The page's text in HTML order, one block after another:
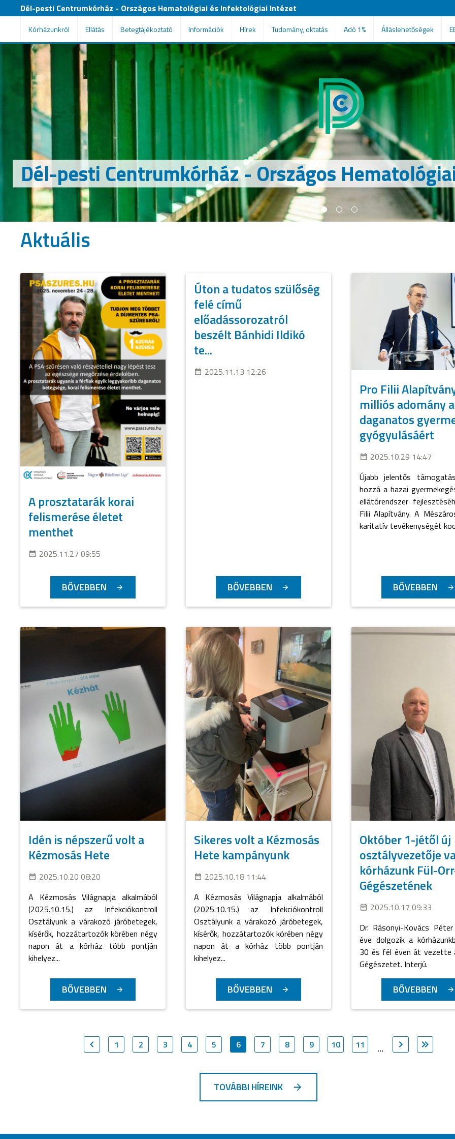
Dél-pesti Centrumkórház - Országos Hematológiai és Infektológiai Intézet
Kórházunkról Ellátás Betegtájékoztató Információk Hírek Tudomány, oktatás Adó 1% Álláslehetőségek
Dél-pesti Centrumkórház - Országos
Aktuális
A prosztatarák korai
felismerése életet
menthet
2025.11.27 09:55
BŐVEBBEN
Úton a tudatos szülőség
felé című
előadássorozatról
beszélt Bánhidi Ildikó
te...
2025.11.13 12:26
BŐVEBBEN
Pro Filii
milliós adomány a
daganatos
gyógyulásáért
2025.10.29 14:47
Újabb jelentős
hozzá a hazai
ellátórendszer
Filii Alapítvány. A
karitatív tevékenységét
BŐVEBBEN
Idén is népszerű volt a
Kézmosás Hete
2025.10.20 08:20
A Kézmosás Világnapja alkalmából
(2025.10.15.) az Infekciókontroll
Osztályunk a várakozó járóbetegek,
kísérők, hozzátartozók körében négy
napon át a kórház több pontján
kihelyez...
BŐVEBBEN
Sikeres volt a Kézmosás
Hete kampányunk
2025.10.18 11:44
A Kézmosás Világnapja alkalmából
(2025.10.15.) az Infekciókontroll
Osztályunk a várakozó járóbetegek,
kísérők, hozzátartozók körében négy
napon át a kórház több pontján
kihelyez...
BŐVEBBEN
Október 1-jétől új
osztályvezetője
kórházunk Fül-
Gégészetének
2025.10.17 09:33
Dr. Rásonyi-Kovács
éve dolgozik a
30 és fél éven át vezette
Gégészetet. Interjú.
BŐVEBBEN
1 2 3 4 5 6 7 8 9 10 11 ...
TOVÁBBI HÍREINK